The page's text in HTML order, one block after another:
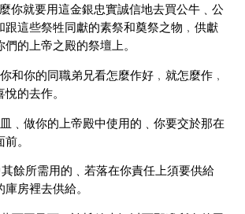
你就要用這金銀忠實誠信地去買公牛﹑公
跟這些祭牲同獻的素祭和奠祭之物﹐供獻
的上帝之殿的祭壇上。
和你的同職弟兄看怎麼作好﹐就怎麼作﹐
的去作。
﹑做你的上帝殿中使用的﹑你要交於那在
。
餘所需用的﹑若落在你責任上須要供給
房裡去供給。